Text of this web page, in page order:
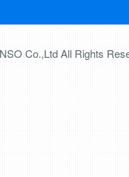
Co.,Ltd All Rights